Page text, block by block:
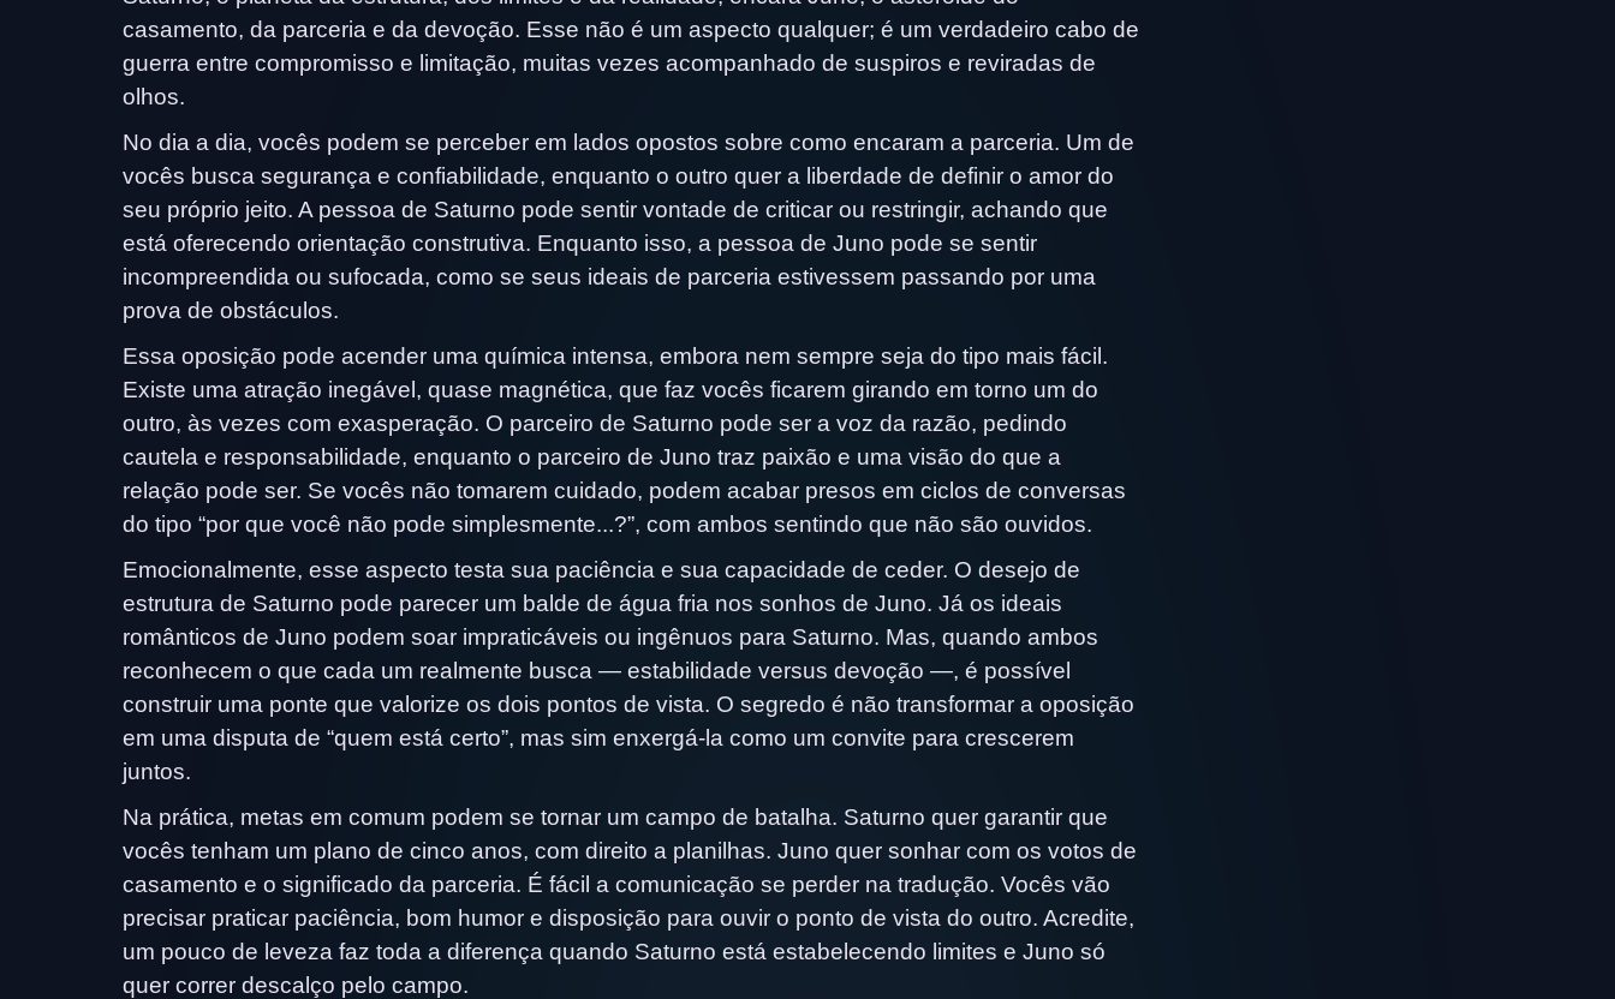
casamento, da parceria e da devoção. Esse não é um aspecto qualquer; é um verdadeiro cabo de
guerra entre compromisso e limitação, muitas vezes acompanhado de suspiros e reviradas de
olhos.
No dia a dia, vocês podem se perceber em lados opostos sobre como encaram a parceria. Um de
vocês busca segurança e confiabilidade, enquanto o outro quer a liberdade de definir o amor do
seu próprio jeito. A pessoa de Saturno pode sentir vontade de criticar ou restringir, achando que
está oferecendo orientação construtiva. Enquanto isso, a pessoa de Juno pode se sentir
incompreendida ou sufocada, como se seus ideais de parceria estivessem passando por uma
prova de obstáculos.
Essa oposição pode acender uma química intensa, embora nem sempre seja do tipo mais fácil.
Existe uma atração inegável, quase magnética, que faz vocês ficarem girando em torno um do
outro, às vezes com exasperação. O parceiro de Saturno pode ser a voz da razão, pedindo
cautela e responsabilidade, enquanto o parceiro de Juno traz paixão e uma visão do que a
relação pode ser. Se vocês não tomarem cuidado, podem acabar presos em ciclos de conversas
do tipo “por que você não pode simplesmente...?”, com ambos sentindo que não são ouvidos.
Emocionalmente, esse aspecto testa sua paciência e sua capacidade de ceder. O desejo de
estrutura de Saturno pode parecer um balde de água fria nos sonhos de Juno. Já os ideais
românticos de Juno podem soar impraticáveis ou ingênuos para Saturno. Mas, quando ambos
reconhecem o que cada um realmente busca — estabilidade versus devoção —, é possível
construir uma ponte que valorize os dois pontos de vista. O segredo é não transformar a oposição
em uma disputa de “quem está certo”, mas sim enxergá-la como um convite para crescerem
juntos.
Na prática, metas em comum podem se tornar um campo de batalha. Saturno quer garantir que
vocês tenham um plano de cinco anos, com direito a planilhas. Juno quer sonhar com os votos de
casamento e o significado da parceria. É fácil a comunicação se perder na tradução. Vocês vão
precisar praticar paciência, bom humor e disposição para ouvir o ponto de vista do outro. Acredite,
um pouco de leveza faz toda a diferença quando Saturno está estabelecendo limites e Juno só
quer correr descalço pelo campo.